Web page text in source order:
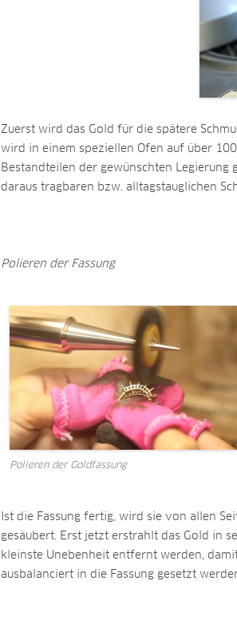
Zuerst wird das Gold für die spätere
wird in einem speziellen Ofen auf über
Bestandteilen der gewünschten Legierung
daraus tragbaren bzw. alltagstauglichen
Polieren der Fassung
Polieren der Goldfassung
Ist die Fassung fertig, wird sie von allen
gesäubert. Erst jetzt erstrahlt das Gold in
kleinste Unebenheit entfernt werden,
ausbalanciert in die Fassung gesetzt